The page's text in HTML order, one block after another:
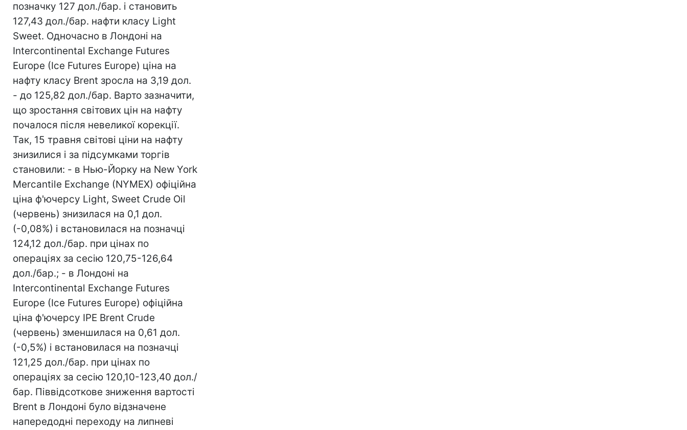
позначку 127 дол./бар. і становить
127,43 дол./бар. нафти класу Light
Sweet. Одночасно в Лондоні на
Intercontinental Exchange Futures
Europe (Iсe Futures Europe) ціна на
нафту класу Brent зросла на 3,19 дол.
- до 125,82 дол./бар. Варто зазначити,
що зростання світових цін на нафту
почалося після невеликої корекції.
Так, 15 травня світові ціни на нафту
знизилися і за підсумками торгів
становили: - в Нью-Йорку на New York
Mercantile Exchange (NYMEX) офіційна
ціна ф'ючерсу Light, Sweet Crude Oil
(червень) знизилася на 0,1 дол.
(-0,08%) і встановилася на позначці
124,12 дол./бар. при цінах по
операціях за сесію 120,75-126,64
дол./бар.; - в Лондоні на
Intercontinental Exchange Futures
Europe (Iсe Futures Europe) офіційна
ціна ф'ючерсу IPE Brent Crude
(червень) зменшилася на 0,61 дол.
(-0,5%) і встановилася на позначці
121,25 дол./бар. при цінах по
операціях за сесію 120,10-123,40 дол./
бар. Піввідсоткове зниження вартості
Brent в Лондоні було відзначене
напередодні переходу на липневі